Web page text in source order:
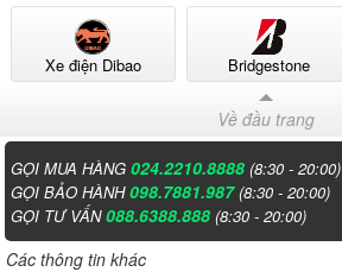
Xe điện Dibao Bridgestone
Về đầu trang
GỌI MUA HÀNG024.2210.8888 (8:30 - 20:00)
GỌI BẢO HÀNH098.7881.987 (8:30 - 20:00)
GỌI TƯ VẤN088.6388.888 (8:30 - 20:00)
Các thông tin khác